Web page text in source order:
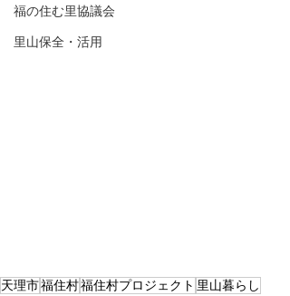
福の住む里協議会
里山保全・活用
天理市福住村福住村プロジェクト 里山暮らし